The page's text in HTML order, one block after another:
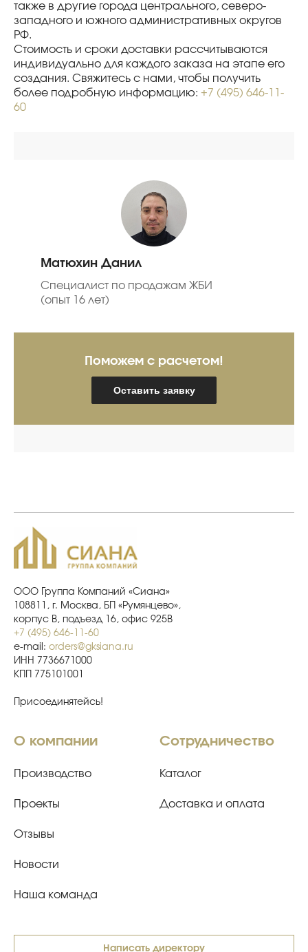
также в другие города центрального, северо-
западного и южного административных округов
РФ.
Стоимость и сроки доставки рассчитываются
индивидуально для каждого заказа на этапе его
создания. Свяжитесь с нами, чтобы получить
более подробную информацию: +7 (495) 646-11-
60
Серебряков Александр
Специалист про продажам
промышленного оборудования
Поможем с расчетом!
Оставить заявку
ООО Группа Компаний «Сиана»
108811, г. Москва, БП «Румянцево»,
корпус В, подъезд 16, офис 925В
+7 (495) 646-11-60
e-mail: orders@gksiana.ru
ИНН 7736671000
КПП 775101001
Присоединятейсь!
О компании
Производство
Проекты
Отзывы
Новости
Наша команда
Сотрудничество
Каталог
Доставка и оплата
Написать директору